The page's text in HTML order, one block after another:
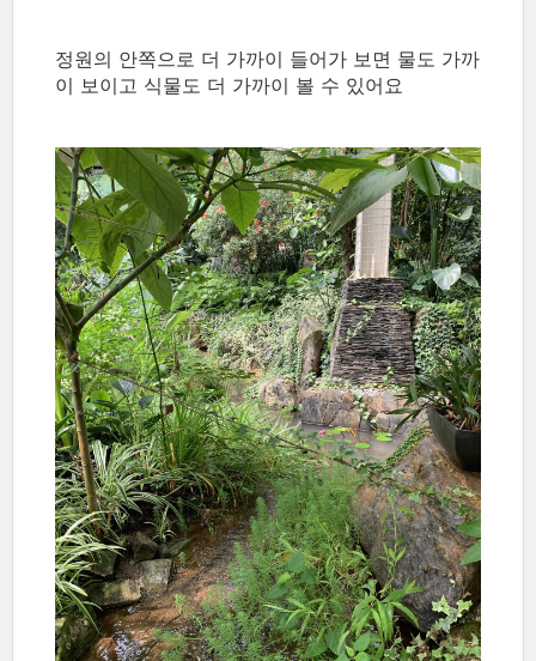
정원의 안쪽으로 더 가까이 들어가 보면 물도 가까
이 보이고 식물도 더 가까이 볼 수 있어요